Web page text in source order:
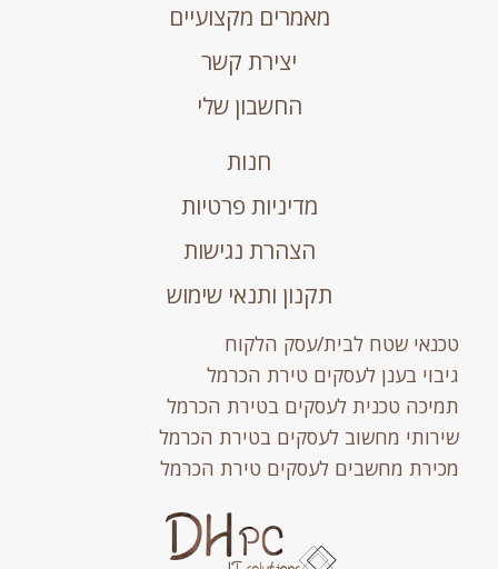
מאמרים מקצועיים
יצירת קשר
החשבון שלי
חנות
מדיניות פרטיות
הצהרת נגישות
תקנון ותנאי שימוש
טכנאי שטח לבית/עסק הלקוח
גיבוי בענן לעסקים טירת הכרמל
תמיכה טכנית לעסקים בטירת הכרמל
שירותי מחשוב לעסקים בטירת הכרמל
מכירת מחשבים לעסקים טירת הכרמל